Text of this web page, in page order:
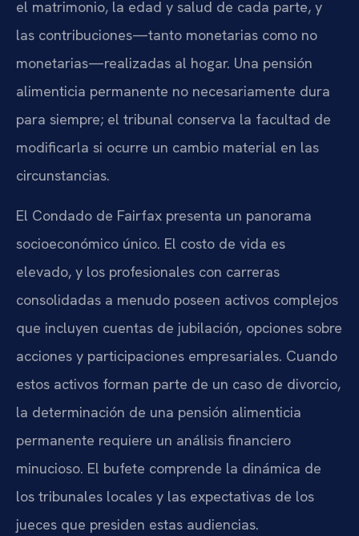
el matrimonio, la edad y salud de cada parte, y
las contribuciones—tanto monetarias como no
monetarias—realizadas al hogar. Una pensión
alimenticia permanente no necesariamente dura
para siempre; el tribunal conserva la facultad de
modificarla si ocurre un cambio material en las
circunstancias.
El Condado de Fairfax presenta un panorama
socioeconómico único. El costo de vida es
elevado, y los profesionales con carreras
consolidadas a menudo poseen activos complejos
que incluyen cuentas de jubilación, opciones sobre
acciones y participaciones empresariales. Cuando
estos activos forman parte de un caso de divorcio,
la determinación de una pensión alimenticia
permanente requiere un análisis financiero
minucioso. El bufete comprende la dinámica de
los tribunales locales y las expectativas de los
jueces que presiden estas audiencias.